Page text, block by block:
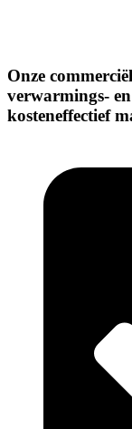
Onze
verwarmings-
kosteneffectief